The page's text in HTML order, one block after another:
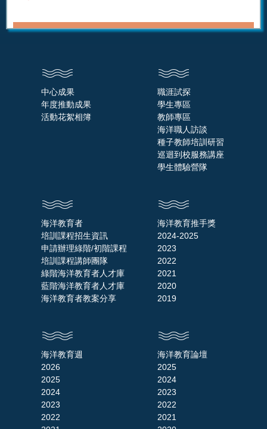
中心成果
年度推動成果
活動花絮相簿
職涯試探
學生專區
教師專區
海洋職人訪談
種子教師培訓研習
巡迴到校服務講座
學生體驗營隊
海洋教育者
培訓課程招生資訊
申請辦理綠階/初階課程
培訓課程講師團隊
綠階海洋教育者人才庫
藍階海洋教育者人才庫
海洋教育者教案分享
海洋教育推手獎
2024-2025
2023
2022
2021
2020
2019
海洋教育週
2026
2025
2024
2023
2022
海洋教育論壇
2025
2024
2023
2022
2021